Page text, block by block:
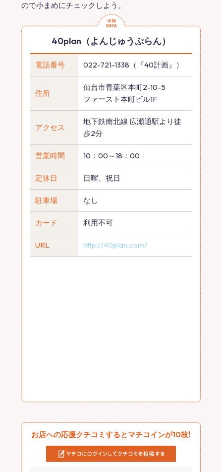
ので小まめにチェックしよう。
40plan（よんじゅうぷらん）
電話番号 022-721-1338（『40計画』）
住所
仙台市青葉区本町2-10-5
ファースト本町ビル1F
アクセス
地下鉄南北線 広瀬通駅より徒
歩2分
営業時間 10：00～18：00
定休日 日曜、祝日
駐車場 なし
カード 利用不可
URL http://40plan.com/
お店への応援クチコミするとマチコインが10枚!